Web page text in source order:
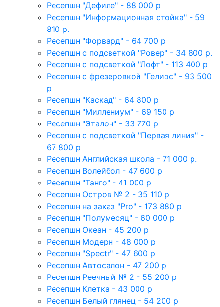
Ресепшн "Дефиле" - 88 000 р
Ресепшн "Информационная стойка" - 59
810 р.
Ресепшн "Форвард" - 64 700 р
Ресепшн с подсветкой "Ровер" - 34 800 р.
Ресепшн с подсветкой "Лофт" - 113 400 р
Ресепшн с фрезеровкой "Гелиос" - 93 500
р
Ресепшн "Каскад" - 64 800 р
Ресепшн "Миллениум" - 69 150 р
Ресепшн "Эталон" - 33 770 р
Ресепшн с подсветкой "Первая линия" -
67 800 р
Ресепшн Английская школа - 71 000 р.
Ресепшн Волейбол - 47 600 р
Ресепшн "Танго" - 41 000 р
Ресепшн Остров № 2 - 35 110 р
Ресепшн на заказ "Pro" - 173 880 р
Ресепшн "Полумесяц" - 60 000 р
Ресепшн Океан - 45 200 р
Ресепшн Модерн - 48 000 р
Ресепшн "Spectr" - 47 600 р
Ресепшн Автосалон - 47 200 р
Ресепшн Реечный № 2 - 55 200 р
Ресепшн Клетка - 43 000 р
Ресепшн Белый глянец - 54 200 р